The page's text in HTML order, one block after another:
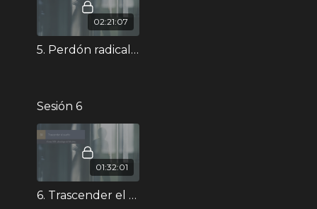
02:21:07
5. Perdón radical - Curso XII
Sesión 6
01:32:01
6. Trascender el sueño - Curso XII